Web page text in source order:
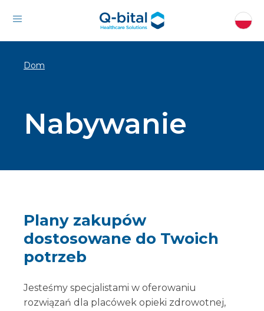
Dom
Nabywanie
Plany zakupów
dostosowane do Twoich
potrzeb
Jesteśmy specjalistami w oferowaniu
rozwiązań dla placówek opieki zdrowotnej,